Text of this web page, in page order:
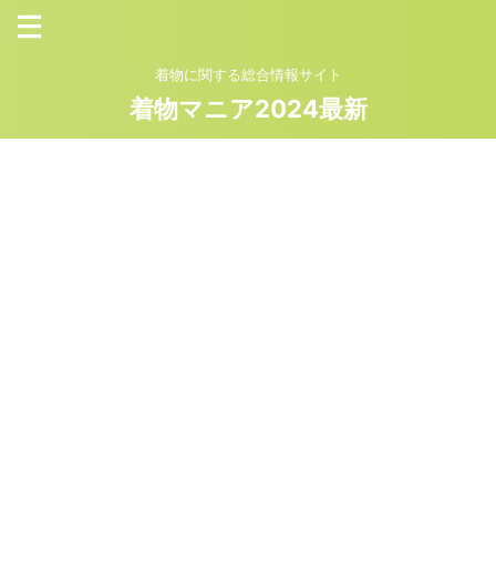
着物に関する総合情報サイト
着物マニア2024最新